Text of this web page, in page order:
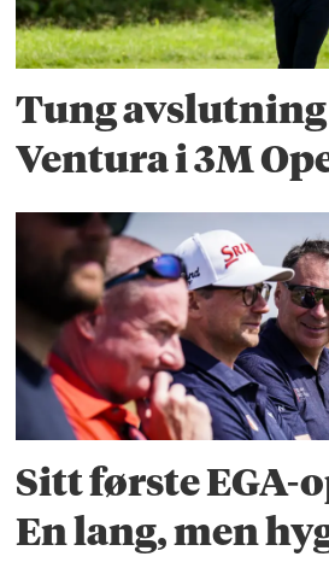
Tung
Ventura i 3M
Sitt første EGA-
En lang, men